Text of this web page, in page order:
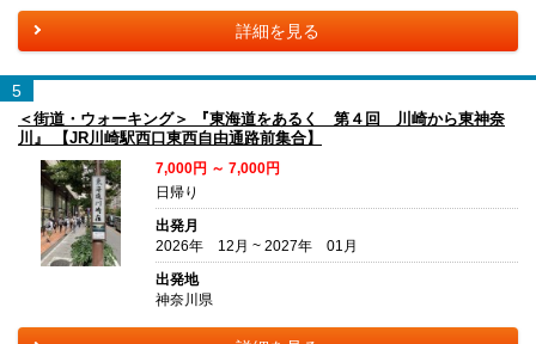
詳細を見る
5
＜街道・ウォーキング＞ 『東海道をあるく 第４回 川崎から東神奈
川』 【JR川崎駅西口東西自由通路前集合】
7,000円 ～ 7,000円
日帰り
出発月
2026年 12月 ~ 2027年 01月
出発地
神奈川県